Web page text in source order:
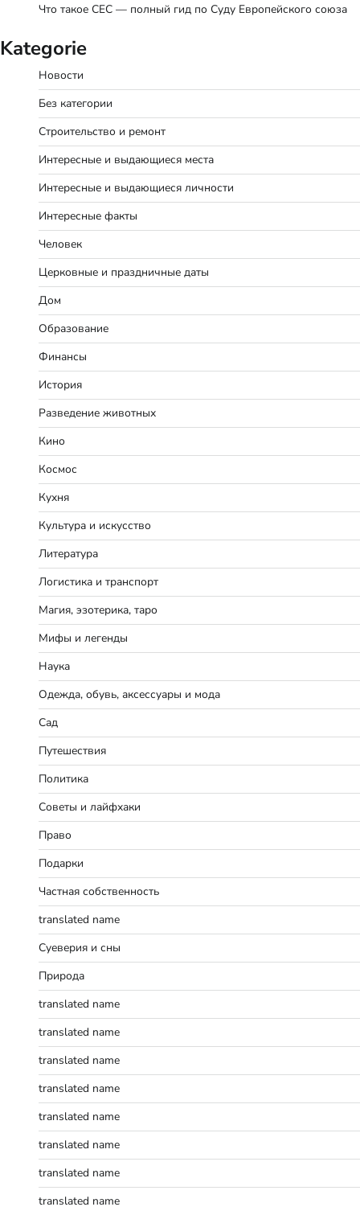
Что такое СЕС — полный гид по Суду Европейского союза
Kategorie
Новости
Без категории
Строительство и ремонт
Интересные и выдающиеся места
Интересные и выдающиеся личности
Интересные факты
Человек
Церковные и праздничные даты
Дом
Образование
Финансы
История
Разведение животных
Кино
Космос
Кухня
Культура и искусство
Литература
Логистика и транспорт
Магия, эзотерика, таро
Мифы и легенды
Наука
Одежда, обувь, аксессуары и мода
Сад
Путешествия
Политика
Советы и лайфхаки
Право
Подарки
Частная собственность
translated name
Суеверия и сны
Природа
translated name
translated name
translated name
translated name
translated name
translated name
translated name
translated name